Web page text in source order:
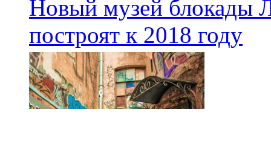
Новый музей блокады
построят к 2018 году